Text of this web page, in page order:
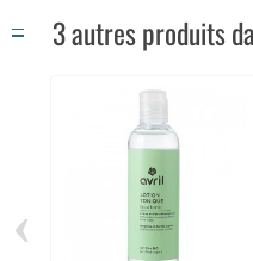
3 autres produits
‹